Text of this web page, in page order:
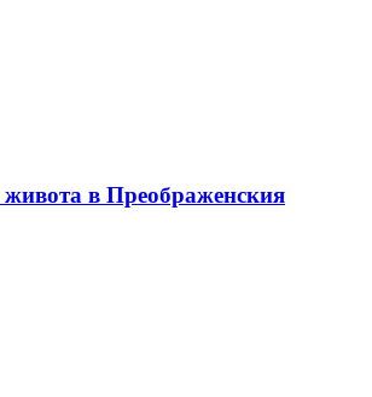
живота в Преображенския